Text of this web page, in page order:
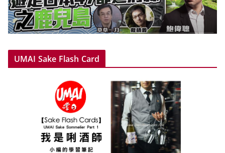
UMAI Sake Flash Card